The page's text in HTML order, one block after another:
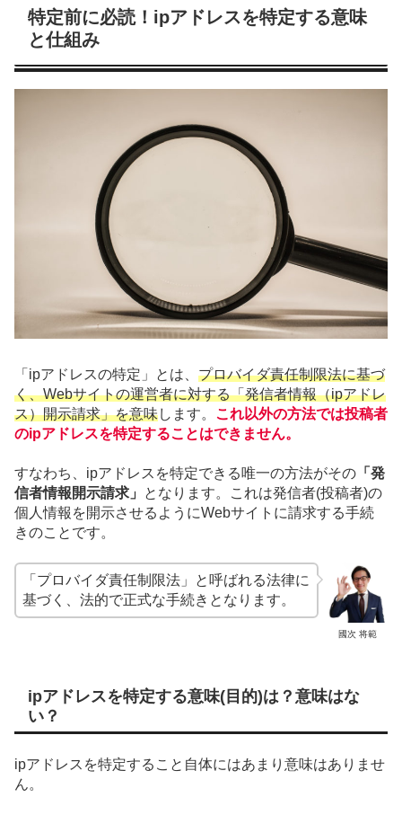
特定前に必読！ipアドレスを特定する意味
と仕組み
「ipアドレスの特定」とは、 プロバイダ責任制限法に基づ
く、Webサイトの運営者に対する「発信者情報（ipアドレ
ス）開示請求」を意味します。 これ以外の方法では投稿者
のipアドレスを特定することはできません。
すなわち、ipアドレスを特定できる唯一の方法がその 「発
信者情報開示請求」
となります。これは発信者(投稿者)の
個人情報を開示させるようにWebサイトに請求する手続
きのことです。
國次 将範
「プロバイダ責任制限法」と呼ばれる法律に
基づく、法的で正式な手続きとなります。
ipアドレスを特定する意味(目的)は？意味はな
い？
ipアドレスを特定すること自体にはあまり意味はありませ
ん。